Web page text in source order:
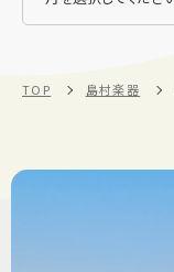
TOP 島村楽器